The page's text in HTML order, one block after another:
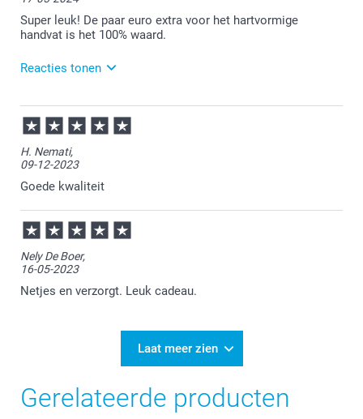
Super leuk! De paar euro extra voor het hartvormige
handvat is het 100% waard.
Reacties tonen
17-05-2024
13:14
Bedankt voor je review. Wat leuk om te lezen dat je
zo enthousiast bent over de liefdesmok! Heel veel
plezier ervan en graag tot ziens.
H. Nemati,
09-12-2023
Goede kwaliteit
Nely De Boer,
16-05-2023
Netjes en verzorgt. Leuk cadeau.
Laat meer zien
Gerelateerde producten